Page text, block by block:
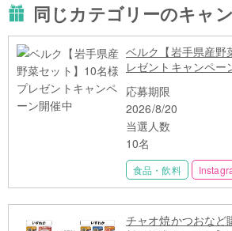
同じカテゴリーのキャ
ベルク【岩手県産野
レゼントキャンペー
応募期限
2026/8/20
当選人数
10名
食品・飲料
チャオ焼かつおなど